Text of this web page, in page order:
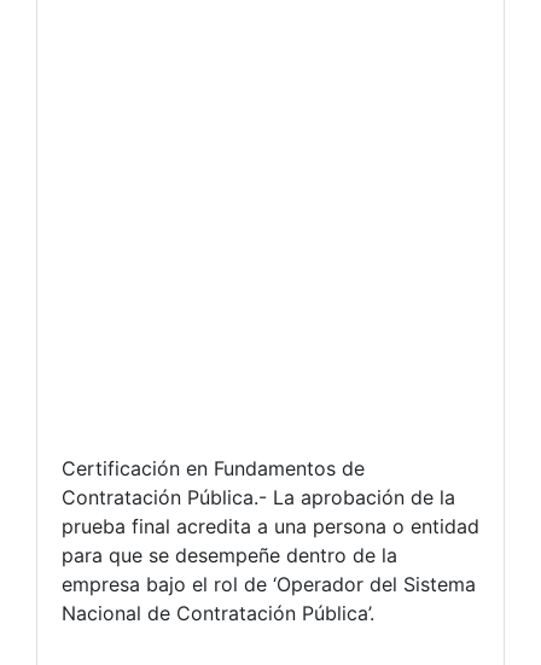
Certificación en Fundamentos de
Contratación Pública.- La aprobación de la
prueba final acredita a una persona o entidad
para que se desempeñe dentro de la
empresa bajo el rol de ‘Operador del Sistema
Nacional de Contratación Pública’.